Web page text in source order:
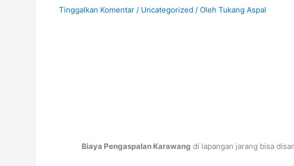
Tinggalkan Komentar / Uncategorized / Oleh Tukang Aspal
Biaya Pengaspalan Karawang di lapangan jarang bisa